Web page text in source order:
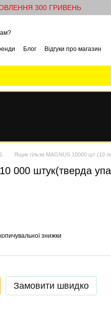
300 ГРИВЕНЬ
Блог
Відгуки про магазин
Ящик гільзи MAGNUS 10000 шт (10
000 штук(тверда
знижки
Замовити швидко